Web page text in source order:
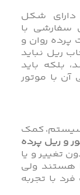
دارای شکل
سفارشی با
پرده روان و
ریل نباید
بلکه باید
با موتور
سیستم، کمک
و ریل پرده
تغییر و یا
هستند ولی
با تجربه